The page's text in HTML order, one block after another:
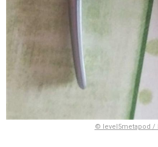
© level5metapod /